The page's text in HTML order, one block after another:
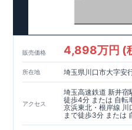
販売価格 4,898万円 (
所在地 埼玉県川口市大字安
アクセス
埼玉高速鉄道 新井
徒歩4分 または 自転
京浜東北・根岸線
まで徒歩3分 または